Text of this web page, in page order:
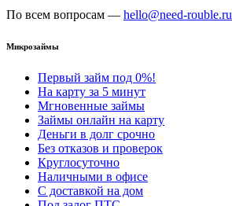
По всем вопросам — hello@need-rouble.ru
Микрозаймы
Первый займ под 0%!
На карту за 5 минут
Мгновенные займы
Займы онлайн на карту
Деньги в долг срочно
Без отказов и проверок
Круглосуточно
Наличными в офисе
С доставкой на дом